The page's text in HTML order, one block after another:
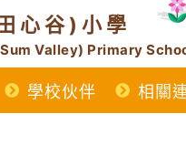
心谷)小學
Valley) Primary
學校伙伴 相關